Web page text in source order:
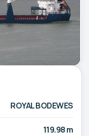
ROYAL BODEWES
119.98 m